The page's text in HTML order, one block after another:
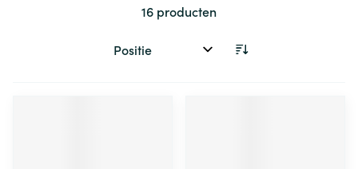
16 producten
Sorteer op: